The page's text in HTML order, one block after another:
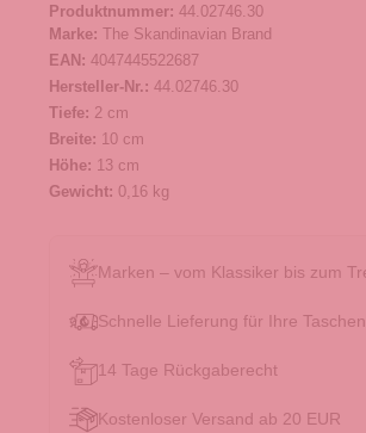
Produktnummer: 44.02746.30
Marke: The Skandinavian Brand
EAN: 4047445522687
Hersteller-Nr.: 44.02746.30
Tiefe: 2 cm
Breite: 10 cm
Höhe: 13 cm
Gewicht: 0,16 kg
Marken – vom Klassiker bis zum
Schnelle Lieferung für Ihre
14 Tage Rückgaberecht
Kostenloser Versand ab 20 EUR